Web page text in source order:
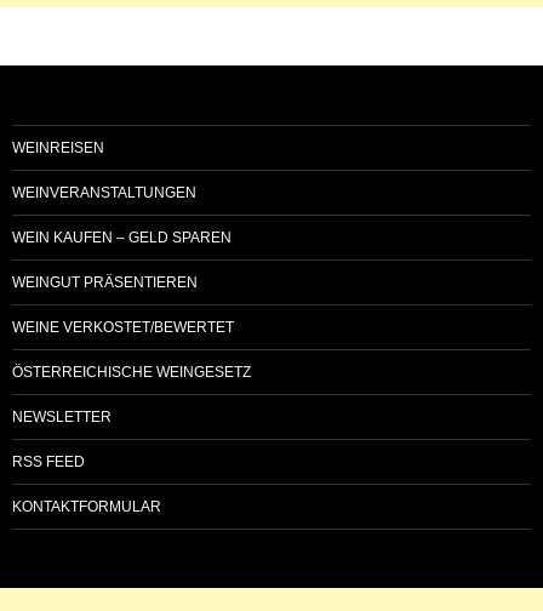
WEINREISEN
WEINVERANSTALTUNGEN
WEIN KAUFEN – GELD SPAREN
WEINGUT PRÄSENTIEREN
WEINE VERKOSTET/BEWERTET
ÖSTERREICHISCHE WEINGESETZ
NEWSLETTER
RSS FEED
KONTAKTFORMULAR